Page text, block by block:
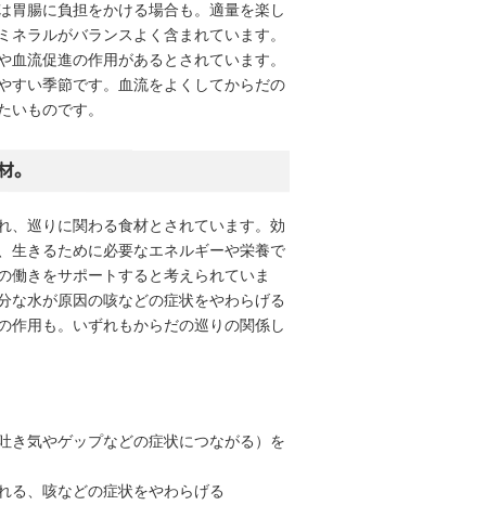
胃腸に負担をかける場合も。適量を楽し
ラルがバランスよく含まれています。
流促進の作用があるとされています。
すい季節です。血流をよくしてからだの
いものです。
。
、巡りに関わる食材とされています。効
生きるために必要なエネルギーや栄養で
働きをサポートすると考えられていま
な水が原因の咳などの症状をやわらげる
作用も。いずれもからだの巡りの関係し
き気やゲップなどの症状につながる）を
る、咳などの症状をやわらげる